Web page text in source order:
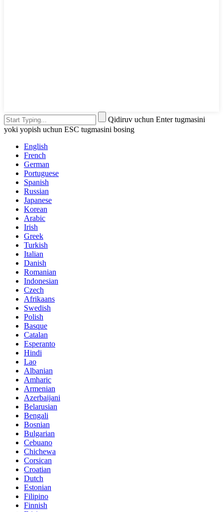
Qidiruv uchun Enter tugmasini
yoki yopish uchun ESC tugmasini bosing
English
French
German
Portuguese
Spanish
Russian
Japanese
Korean
Arabic
Irish
Greek
Turkish
Italian
Danish
Romanian
Indonesian
Czech
Afrikaans
Swedish
Polish
Basque
Catalan
Esperanto
Hindi
Lao
Albanian
Amharic
Armenian
Azerbaijani
Belarusian
Bengali
Bosnian
Bulgarian
Cebuano
Chichewa
Corsican
Croatian
Dutch
Estonian
Filipino
Finnish